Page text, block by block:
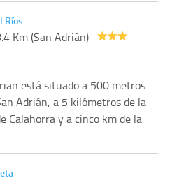
Ríos
Km (San Adrián)
está situado a 500 metros
Adrián, a 5 kilómetros de la
Calahorra y a cinco km de la